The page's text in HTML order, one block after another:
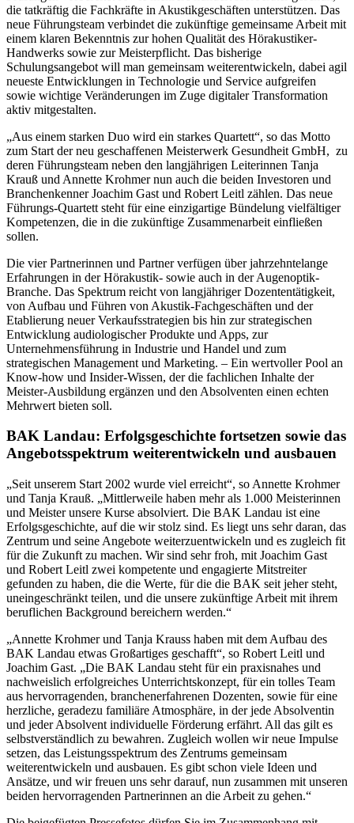
die tatkräftig die Fachkräfte in Akustikgeschäften unterstützen. Das
neue Führungsteam verbindet die zukünftige gemeinsame Arbeit mit
einem klaren Bekenntnis zur hohen Qualität des Hörakustiker-
Handwerks sowie zur Meisterpflicht. Das bisherige
Schulungsangebot will man gemeinsam weiterentwickeln, dabei agil
neueste Entwicklungen in Technologie und Service aufgreifen
sowie wichtige Veränderungen im Zuge digitaler Transformation
aktiv mitgestalten.
„Aus einem starken Duo wird ein starkes Quartett“, so das Motto
zum Start der neu geschaffenen Meisterwerk Gesundheit GmbH, zu
deren Führungsteam neben den langjährigen Leiterinnen Tanja
Krauß und Annette Krohmer nun auch die beiden Investoren und
Branchenkenner Joachim Gast und Robert Leitl zählen. Das neue
Führungs-Quartett steht für eine einzigartige Bündelung vielfältiger
Kompetenzen, die in die zukünftige Zusammenarbeit einfließen
sollen.
Die vier Partnerinnen und Partner verfügen über jahrzehntelange
Erfahrungen in der Hörakustik- sowie auch in der Augenoptik-
Branche. Das Spektrum reicht von langjähriger Dozententätigkeit,
von Aufbau und Führen von Akustik-Fachgeschäften und der
Etablierung neuer Verkaufsstrategien bis hin zur strategischen
Entwicklung audiologischer Produkte und Apps, zur
Unternehmensführung in Industrie und Handel und zum
strategischen Management und Marketing. – Ein wertvoller Pool an
Know-how und Insider-Wissen, der die fachlichen Inhalte der
Meister-Ausbildung ergänzen und den Absolventen einen echten
Mehrwert bieten soll.
BAK Landau: Erfolgsgeschichte fortsetzen sowie das
Angebotsspektrum weiterentwickeln und ausbauen
„Seit unserem Start 2002 wurde viel erreicht“, so Annette Krohmer
und Tanja Krauß. „Mittlerweile haben mehr als 1.000 Meisterinnen
und Meister unsere Kurse absolviert. Die BAK Landau ist eine
Erfolgsgeschichte, auf die wir stolz sind. Es liegt uns sehr daran, das
Zentrum und seine Angebote weiterzuentwickeln und es zugleich fit
für die Zukunft zu machen. Wir sind sehr froh, mit Joachim Gast
und Robert Leitl zwei kompetente und engagierte Mitstreiter
gefunden zu haben, die die Werte, für die die BAK seit jeher steht,
uneingeschränkt teilen, und die unsere zukünftige Arbeit mit ihrem
beruflichen Background bereichern werden.“
„Annette Krohmer und Tanja Krauss haben mit dem Aufbau des
BAK Landau etwas Großartiges geschafft“, so Robert Leitl und
Joachim Gast. „Die BAK Landau steht für ein praxisnahes und
nachweislich erfolgreiches Unterrichtskonzept, für ein tolles Team
aus hervorragenden, branchenerfahrenen Dozenten, sowie für eine
herzliche, geradezu familiäre Atmosphäre, in der jede Absolventin
und jeder Absolvent individuelle Förderung erfährt. All das gilt es
selbstverständlich zu bewahren. Zugleich wollen wir neue Impulse
setzen, das Leistungsspektrum des Zentrums gemeinsam
weiterentwickeln und ausbauen. Es gibt schon viele Ideen und
Ansätze, und wir freuen uns sehr darauf, nun zusammen mit unseren
beiden hervorragenden Partnerinnen an die Arbeit zu gehen.“